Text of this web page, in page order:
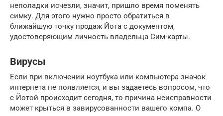
неполадки исчезли, значит, пришло время поменять
симку. Для этого нужно просто обратиться в
ближайшую точку продаж Йота с документом,
удостоверяющим личность владельца Сим-карты.
Вирусы
Если при включении ноутбука или компьютера значок
интернета не появляется, и вы задаетесь вопросом, что
с Йотой происходит сегодня, то причина неисправности
может крыться в завирусованности вашего компа. О